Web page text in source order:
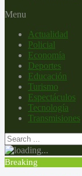
Menu
Actualidad
Policial
Economía
Deportes
Educación
Turismo
Espectáculos
Tecnología
Transmisiones
Breaking